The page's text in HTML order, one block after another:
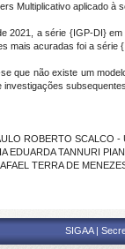
Multiplicativo aplicado à
2021, a série {IGP-DI}
mais acuradas foi a série
que não existe um
ROBERTO SCALCO -
EDUARDA TANNURI
TERRA DE
SIGAA |